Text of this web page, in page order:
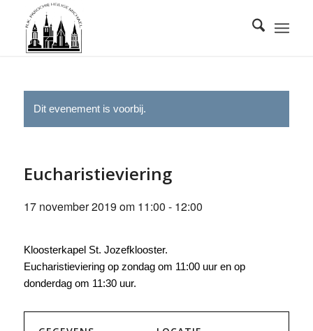
Dit evenement is voorbij.
Eucharistieviering
17 november 2019 om 11:00 - 12:00
Kloosterkapel St. Jozefklooster.
Eucharistieviering op zondag om 11:00 uur en op
donderdag om 11:30 uur.